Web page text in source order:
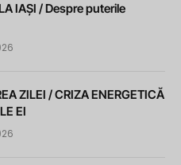
IAȘI / Despre puterile
ZILEI / CRIZA ENERGETICĂ
EI